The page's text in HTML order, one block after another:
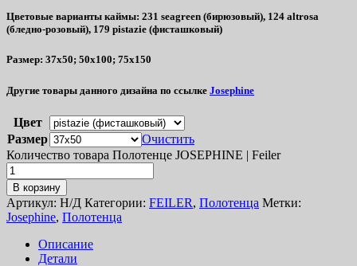
Цветовые варианты каймы: 231 seagreen (бирюзовый), 124 altrosa
(бледно-розовый), 179 pistazie (фисташковый)
Размер: 37х50; 50х100; 75х150
Другие товары данного дизайна по ссылке Josephine
Цвет
Размер
Очистить
Количество товара Полотенце JOSEPHINE | Feiler
В корзину
Артикул: Н/Д Категории: FEILER, Полотенца Метки:
Josephine, Полотенца
Описание
Детали